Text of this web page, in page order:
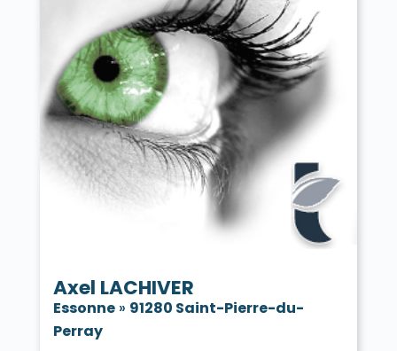
Axel LACHIVER
Essonne» 91280 Saint-Pierre-du-
Perray